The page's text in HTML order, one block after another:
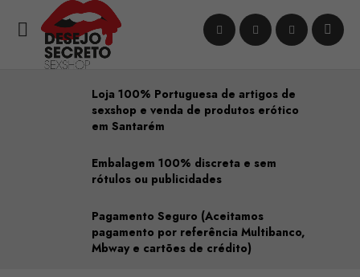

Loja 100% Portuguesa de artigos de
sexshop e venda de produtos erótico
em Santarém
Embalagem 100% discreta e sem
rótulos ou publicidades
Pagamento Seguro (Aceitamos
pagamento por referência Multibanco,
Mbway e cartões de crédito)